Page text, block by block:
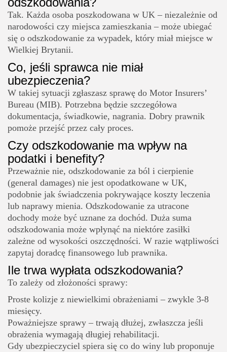
Tak. Każda osoba poszkodowana w UK – niezależnie od
narodowości czy miejsca zamieszkania – może ubiegać
się o odszkodowanie za wypadek, który miał miejsce w
Wielkiej Brytanii.
Co, jeśli sprawca nie miał
ubezpieczenia?
W takiej sytuacji zgłaszasz sprawę do Motor Insurers’
Bureau (MIB). Potrzebna będzie szczegółowa
dokumentacja, świadkowie, nagrania. Dobry prawnik
pomoże przejść przez cały proces.
Czy odszkodowanie ma wpływ na
podatki i benefity?
Przeważnie nie, odszkodowanie za ból i cierpienie
(general damages) nie jest opodatkowane w UK,
podobnie jak świadczenia pokrywające koszty leczenia
lub naprawy mienia. Odszkodowanie za utracone
dochody może być uznane za dochód. Duża suma
odszkodowania może wpłynąć na niektóre zasiłki
zależne od wysokości oszczędności. W razie wątpliwości
zapytaj doradcę finansowego lub prawnika.
Ile trwa wypłata odszkodowania?
To zależy od złożoności sprawy:
Proste kolizje z niewielkimi obrażeniami – zwykle 3-8
miesięcy.
Poważniejsze sprawy – trwają dłużej, zwłaszcza jeśli
obrażenia wymagają długiej rehabilitacji.
Gdy ubezpieczyciel spiera się co do winy lub proponuje